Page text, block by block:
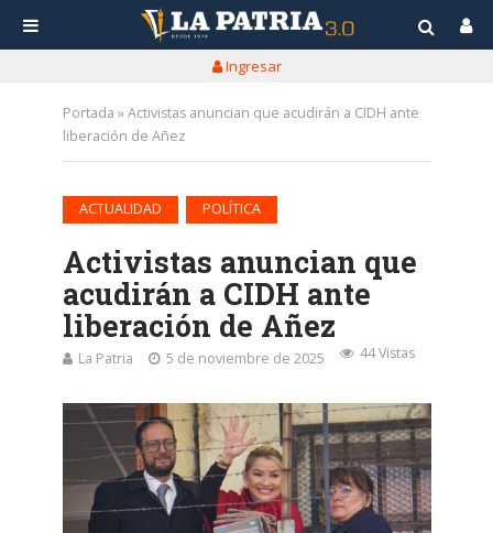
Ingresar
Portada »Activistas anuncian que acudirán a CIDH ante
liberación de Añez
ACTUALIDAD POLÍTICA
Activistas anuncian que
acudirán a CIDH ante
liberación de Añez
La Patria 5 de noviembre de 2025 44 Vistas